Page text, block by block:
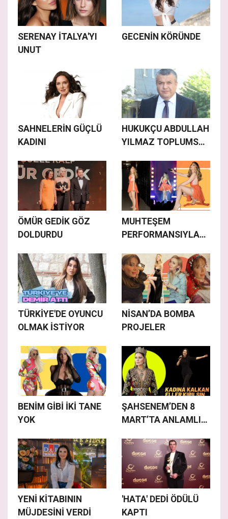
SERENAY İTALYA'YI
UNUT
GECENİN KÖRÜNDE
SAHNELERİN GÜÇLÜ
KADINI
HUKUKÇU ABDULLAH
YILMAZ TOPLUMSAL
OLUŞTURUYOR
ÖMÜR GEDİK GÖZ
DOLDURDU
MUHTEŞEM
PERFORMANSIYLA
TÜRKİYE'DE OYUNCU
OLMAK İSTİYOR
NİSAN’DA BOMBA
PROJELER
BENİM GİBİ İKİ TANE
YOK
ŞAHSENEM’DEN 8
MART’TA ANLAMLI
YENİ KİTABININ
MÜJDESİNİ VERDİ
'HATA' DEDİ ÖDÜLÜ
KAPTI